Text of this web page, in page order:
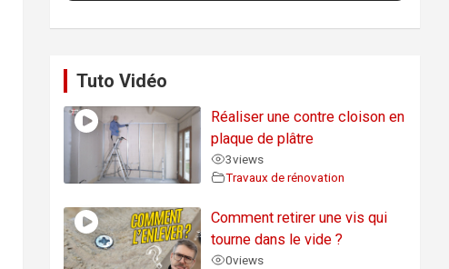
Tuto Vidéo
Réaliser une contre cloison en
plaque de plâtre
3views
Travaux de rénovation
Comment retirer une vis qui
tourne dans le vide ?
0views